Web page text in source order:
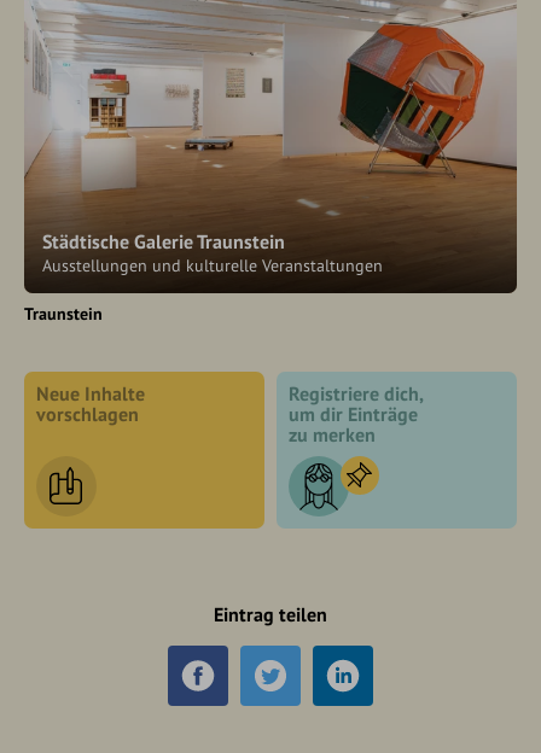
Städtische Galerie Traunstein
Ausstellungen und kulturelle Veranstaltungen
Traunstein
Neue Inhalte
vorschlagen
Registriere dich,
um dir Einträge
zu merken
Eintrag teilen